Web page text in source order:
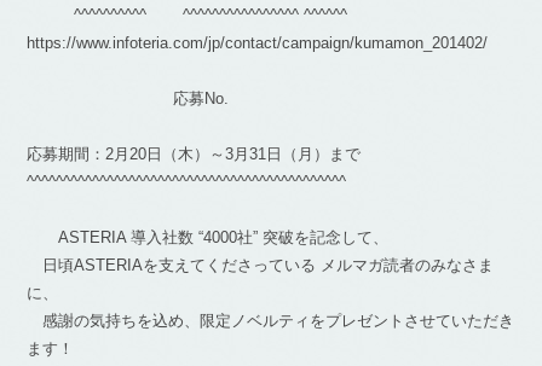
^^^^^^^^^^ ^^^^^^^^^^^^^^^^ ^^^^^^
https://www.infoteria.com/jp/contact/campaign/kumamon_201402/
応募No.
応募期間：2月20日（木）～3月31日（月）まで
^^^^^^^^^^^^^^^^^^^^^^^^^^^^^^^^^^^^^^^^^^^^
ASTERIA 導入社数 “4000社” 突破を記念して、
日頃ASTERIAを支えてくださっている メルマガ読者のみなさま
に、
感謝の気持ちを込め、限定ノベルティをプレゼントさせていただき
ます！